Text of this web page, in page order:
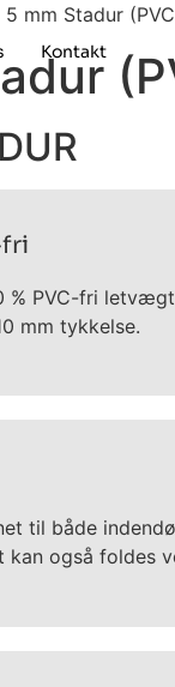
Kontakt
mm Stadur
% PVC-fri
mm tykkelse.
til både
kan også foldes